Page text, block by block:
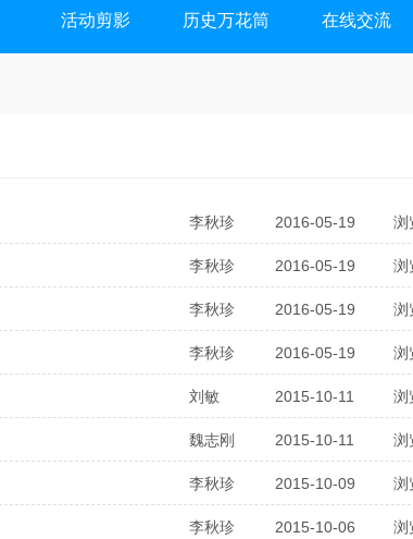
活动剪影 历史万花筒 在线交流
李秋珍 2016-05-19 浏
李秋珍 2016-05-19 浏
李秋珍 2016-05-19 浏
李秋珍 2016-05-19 浏
刘敏 2015-10-11 浏
魏志刚 2015-10-11 浏
李秋珍 2015-10-09 浏
李秋珍 2015-10-06 浏